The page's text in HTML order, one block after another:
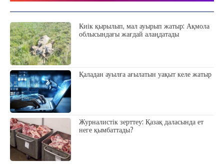
Киік қырылып, мал ауырып жатыр: Ақмола
облысындағы жағдай алаңдатады
Қаладан ауылға ағылатын уақыт келе жатыр
Журналистік зерттеу: Қазақ даласында ет
неге қымбаттады?